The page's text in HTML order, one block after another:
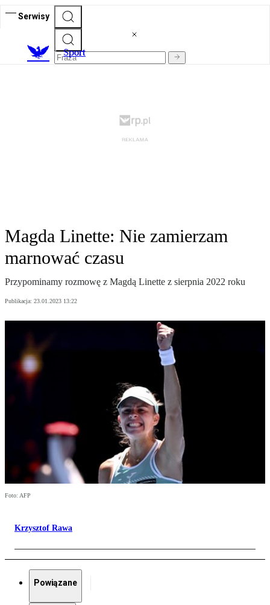
Serwisy
Sport
Magda Linette: Nie zamierzam
marnować czasu
Przypominamy rozmowę z Magdą Linette z sierpnia 2022 roku
Publikacja: 23.01.2023 13:22
Foto: AFP
Krzysztof Rawa
Powiązane